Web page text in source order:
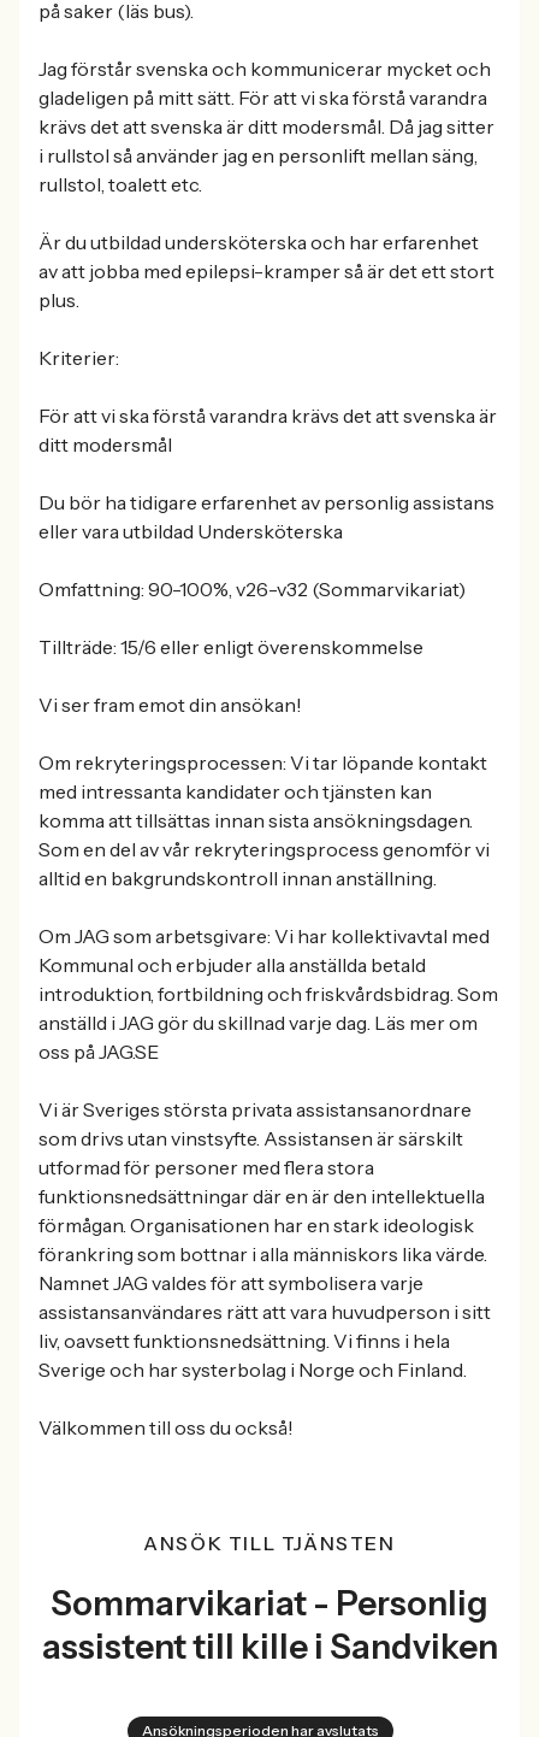
på saker (läs bus).
Jag förstår svenska och kommunicerar mycket och
gladeligen på mitt sätt. För att vi ska förstå varandra
krävs det att svenska är ditt modersmål. Då jag sitter
i rullstol så använder jag en personlift mellan säng,
rullstol, toalett etc.
Är du utbildad undersköterska och har erfarenhet
av att jobba med epilepsi-kramper så är det ett stort
plus.
Kriterier:
För att vi ska förstå varandra krävs det att svenska är
ditt modersmål
Du bör ha tidigare erfarenhet av personlig assistans
eller vara utbildad Undersköterska
Omfattning: 90-100%, v26-v32 (Sommarvikariat)
Tillträde: 15/6 eller enligt överenskommelse
Vi ser fram emot din ansökan!
Om rekryteringsprocessen: Vi tar löpande kontakt
med intressanta kandidater och tjänsten kan
komma att tillsättas innan sista ansökningsdagen.
Som en del av vår rekryteringsprocess genomför vi
alltid en bakgrundskontroll innan anställning.
Om JAG som arbetsgivare: Vi har kollektivavtal med
Kommunal och erbjuder alla anställda betald
introduktion, fortbildning och friskvårdsbidrag. Som
anställd i JAG gör du skillnad varje dag. Läs mer om
oss på JAG.SE
Vi är Sveriges största privata assistansanordnare
som drivs utan vinstsyfte. Assistansen är särskilt
utformad för personer med flera stora
funktionsnedsättningar där en är den intellektuella
förmågan. Organisationen har en stark ideologisk
förankring som bottnar i alla människors lika värde.
Namnet JAG valdes för att symbolisera varje
assistansanvändares rätt att vara huvudperson i sitt
liv, oavsett funktionsnedsättning. Vi finns i hela
Sverige och har systerbolag i Norge och Finland.
Välkommen till oss du också!
ANSÖK TILL TJÄNSTEN
Sommarvikariat - Personlig
assistent till kille i Sandviken
Ansökningsperioden har avslutats